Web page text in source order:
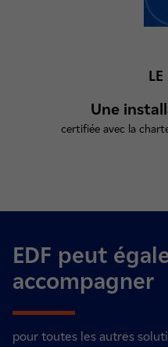
LE
Une
certifiée avec la
EDF peut
accompagner
pour toutes les autres